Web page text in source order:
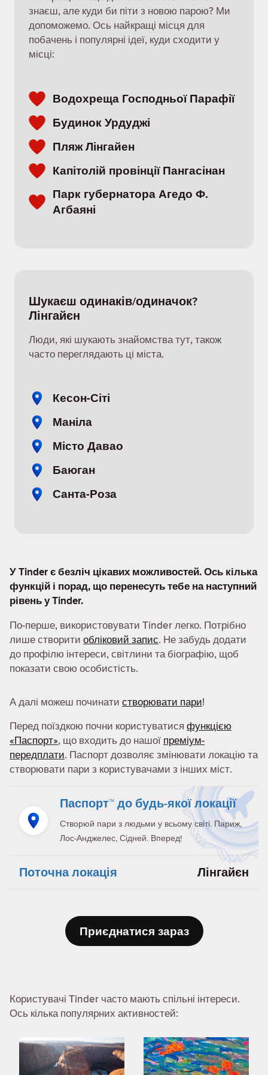
знаєш, але куди би піти з новою парою? Ми
допоможемо. Ось найкращі місця для
побачень і популярні ідеї, куди сходити у
місці:
Водохреща Господньої Парафії
Будинок Урдуджі
Пляж Лінгайен
Капітолій провінції Пангасінан
Парк губернатора Агедо Ф.
Агбаяні
Шукаєш одинаків/одиначок?
Лінгайєн
Люди, які шукають знайомства тут, також
часто переглядають ці міста.
Кесон-Сіті
Маніла
Місто Давао
Баюган
Санта-Роза
У Tinder є безліч цікавих можливостей. Ось кілька
функцій і порад, що перенесуть тебе на наступний
рівень у Tinder.
По-перше, використовувати Tinder легко. Потрібно
лише створити обліковий запис. Не забудь додати
до профілю інтереси, світлини та біографію, щоб
показати свою особистість.
А далі можеш починати створювати пари!
Перед поїздкою почни користуватися функцією
«Паспорт», що входить до нашої преміум-
передплати. Паспорт дозволяє змінювати локацію та
створювати пари з користувачами з інших міст.
Паспорт™ до будь-якої локації
Створюй пари з людьми у всьому світі. Париж,
Лос-Анджелес, Сідней. Вперед!
Поточна локація Лінгайєн
Приєднатися зараз
Користувачі Tinder часто мають спільні інтереси.
Ось кілька популярних активностей: